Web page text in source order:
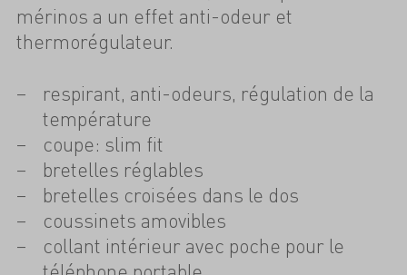
mérinos a un effet anti-odeur et
thermorégulateur.
respirant, anti-odeurs, régulation de la
température
coupe: slim fit
bretelles réglables
bretelles croisées dans le dos
coussinets amovibles
collant intérieur avec poche pour le